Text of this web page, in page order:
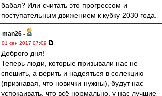
бабая? Или считать это прогрессом и
поступательным движением к кубку 2030 года.
man26 -
01 сен 2017 07:09
Доброго дня!
Теперь люди, которые призывали нас не
спешить, а верить и надеяться в селекцию
(признавая, что новички нужны), будут нас
успокаивать, что всё нормально, у нас лучшие